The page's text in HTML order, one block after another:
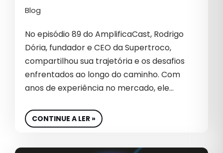
CRESCIMENTO PARA EMPRESAS
CRIAÇÃO DE CONTEÚDO
CRO
CULTURA EMPRESARIAL
Blog
No episódio 89 do AmplificaCast, Rodrigo
Dória, fundador e CEO da Supertroco,
compartilhou sua trajetória e os desafios
enfrentados ao longo do caminho. Com
anos de experiência no mercado, ele…
CONTINUE A LER »